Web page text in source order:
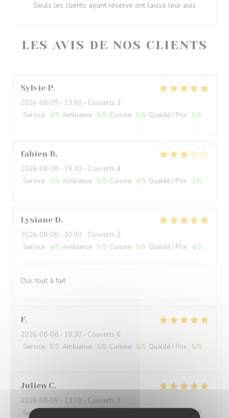
LES AVIS DE NOS CLIENTS
Sylvie P
2026-08-09 - 13:00 - Couverts 3
Service : 4/5 Ambiance : 5/5 Cuisine : 5/5 Qualité / Prix : 5/5
fabien B
2026-08-08 - 19:30 - Couverts 4
Service : 3/5 Ambiance : 5/5 Cuisine : 4/5 Qualité / Prix : 3/5
Lysiane D
2026-08-08 - 20:00 - Couverts 2
Service : 4/5 Ambiance : 5/5 Cuisine : 5/5 Qualité / Prix : 4/5
Oui, tout à fait
F
2026-08-08 - 19:30 - Couverts 6
Service : 5/5 Ambiance : 5/5 Cuisine : 5/5 Qualité / Prix : 5/5
Julien C
2026-08-05 - 13:00 - Couverts 2
Service
5/5
Seuls les clients ayant réservé ont laissé leur avis